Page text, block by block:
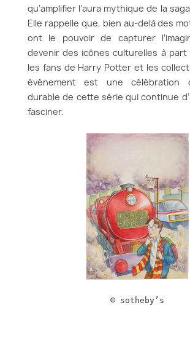
qu’amplifier l’aura mythique de la
Elle rappelle que, bien au-delà des
ont le pouvoir de capturer
devenir des icônes culturelles à
les fans de Harry Potter et les
événement est une célébration
durable de cette série qui continue
fasciner.
© sotheby’s